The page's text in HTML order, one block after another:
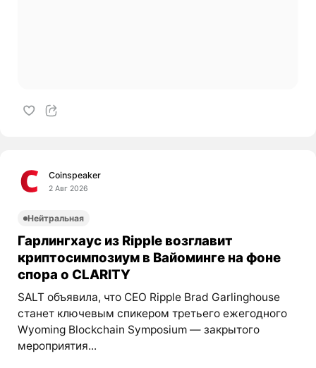
Coinspeaker
2 Авг 2026
Нейтральная
Гарлингхаус из Ripple возглавит
криптосимпозиум в Вайоминге на фоне
спора о CLARITY
SALT объявила, что CEO Ripple Brad Garlinghouse
станет ключевым спикером третьего ежегодного
Wyoming Blockchain Symposium — закрытого
мероприятия...